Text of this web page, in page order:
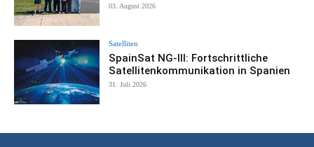
03. August 2026
Satelliten
SpainSat NG-III: Fortschrittliche
Satellitenkommunikation in Spanien
31. Juli 2026